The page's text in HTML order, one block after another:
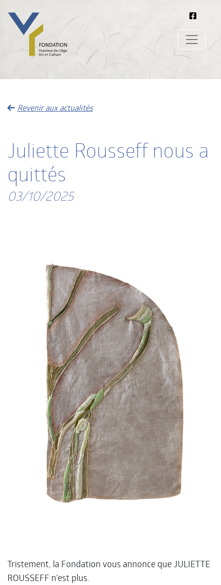
Revenir aux actualités
Juliette Rousseff nous a
quittés
03/10/2025
Tristement, la Fondation vous annonce que JULIETTE
ROUSSEFF n’est plus.